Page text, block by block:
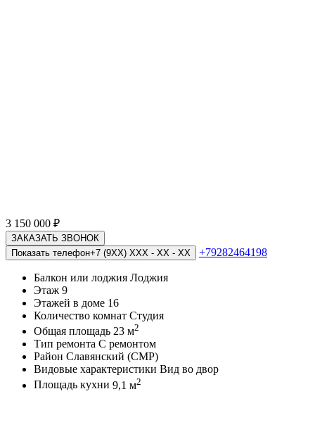
3 150 000 ₽
ЗАКАЗАТЬ ЗВОНОК
Показать телефон+7 (9XX) XXX - XX - XX +79282464198
Балкон или лоджия Лоджия
Этаж 9
Этажей в доме 16
Количество комнат Студия
Общая площадь 23 м2
Тип ремонта С ремонтом
Район Славянский (СМР)
Видовые характеристики Вид во двор
Площадь кухни 9,1 м2